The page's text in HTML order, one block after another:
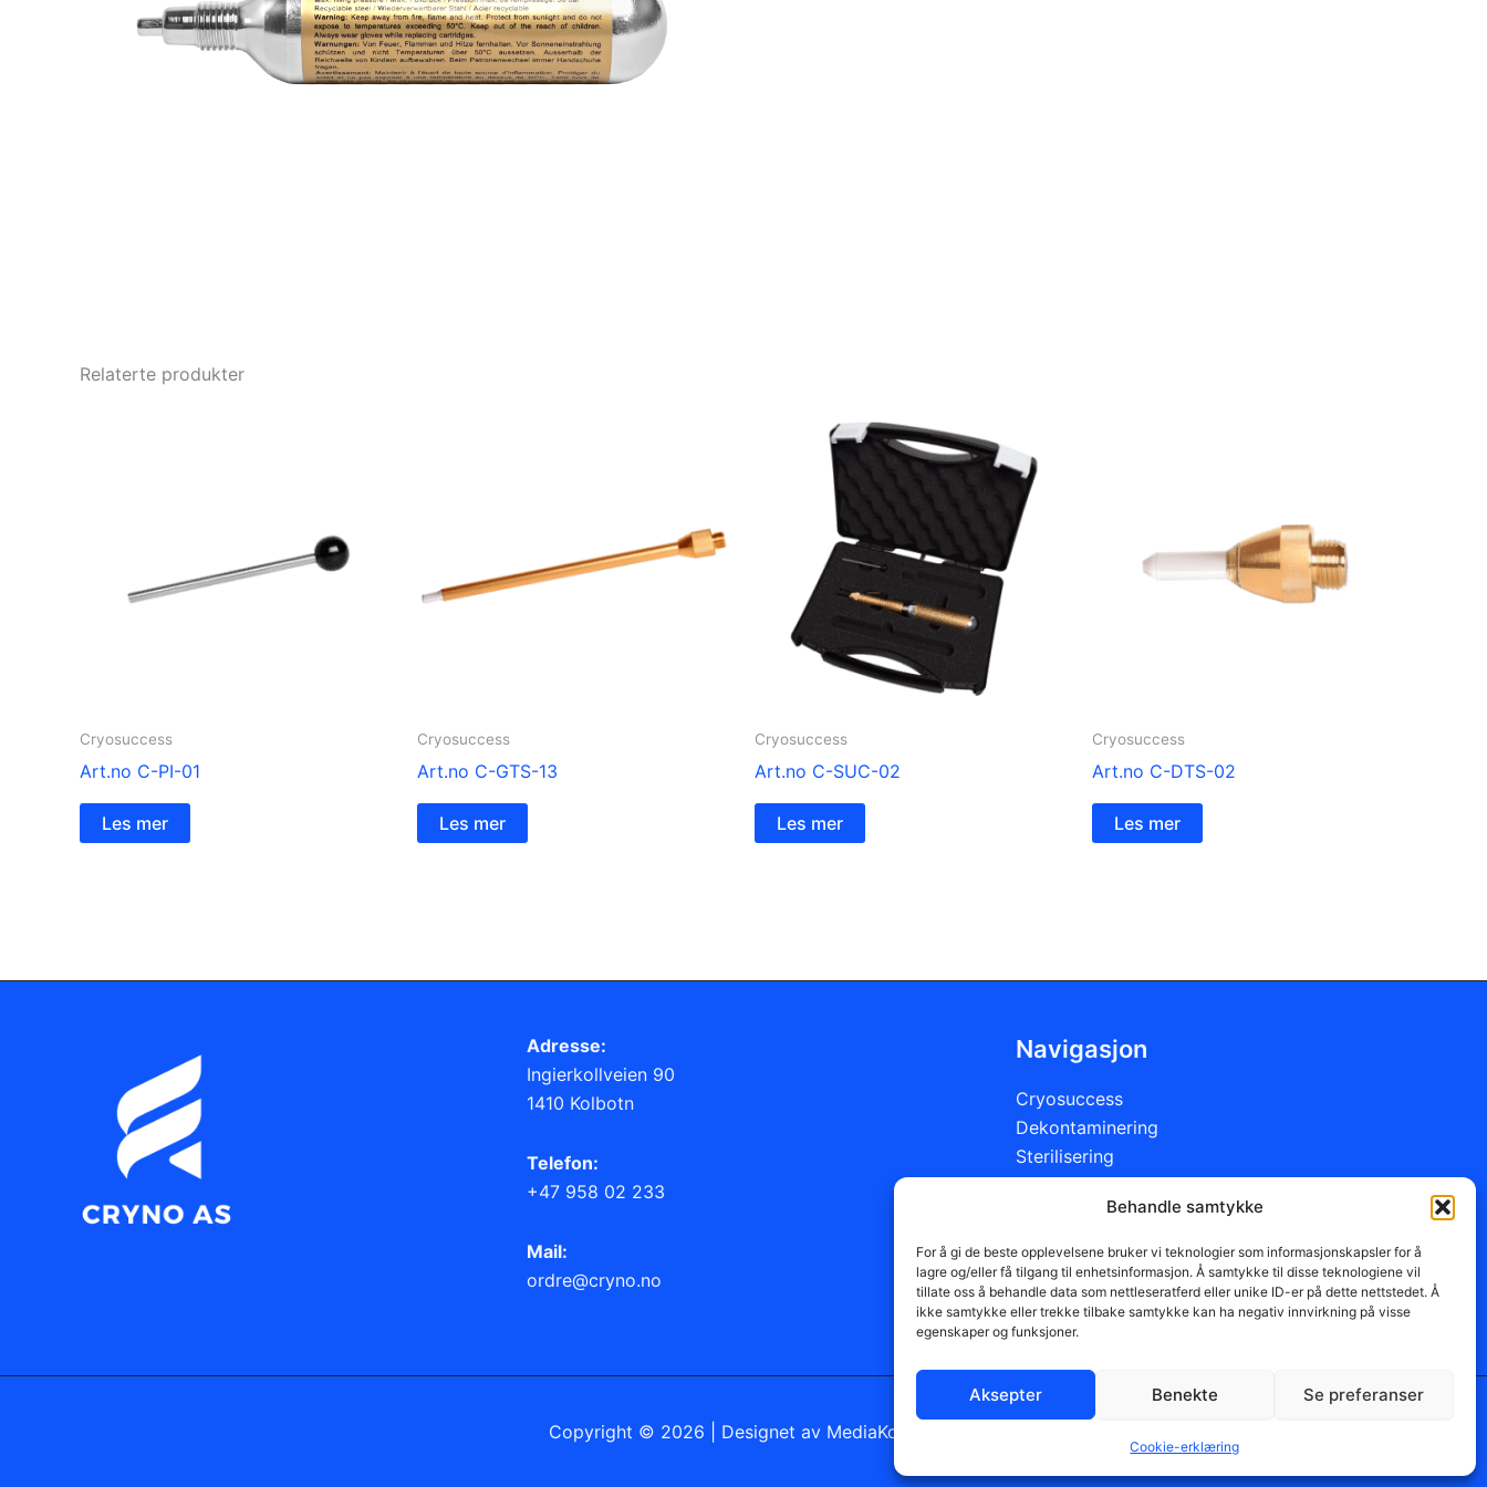
Behandle samtykke
For å gi de beste opplevelsene bruker vi teknologier som informasjonskapsler for å
lagre og/eller få tilgang til enhetsinformasjon. Å samtykke til disse teknologiene vil
tillate oss å behandle data som nettleseratferd eller unike ID-er på dette nettstedet. Å
ikke samtykke eller trekke tilbake samtykke kan ha negativ innvirkning på visse
egenskaper og funksjoner.
Aksepter Benekte Se preferanser
Cookie-erklæring
Relaterte produkter
Cryosuccess
Art.no C-PI-01
Les mer
Cryosuccess
Art.no C-GTS-13
Les mer
Cryosuccess
Art.no C-SUC-02
Les mer
Cryosuccess
Art.no C-DTS-02
Les mer
Adresse:
Ingierkollveien 90
1410 Kolbotn
Telefon:
+47 958 02 233
Mail:
ordre@cryno.no
Navigasjon
Cryosuccess
Dekontaminering
Sterilisering
Brukermanualer og installasjonsveiledning
Bestilling
Om oss
Cookie-erklæring (EU)
Copyright © 2026 | Designet av MediaKonsult